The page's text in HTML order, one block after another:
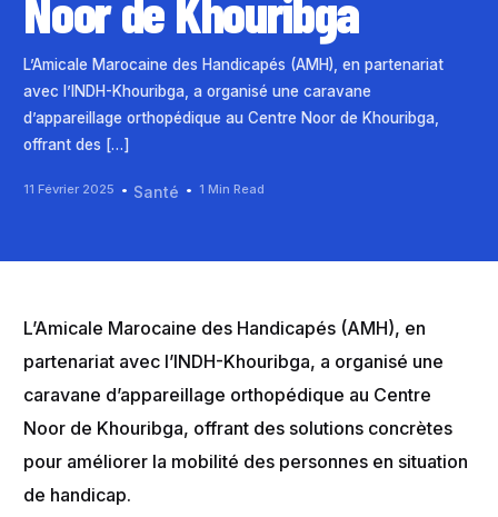
L’Amicale Marocaine des Handicapés (AMH), en partenariat
avec l’INDH-Khouribga, a organisé une caravane
d’appareillage orthopédique au Centre Noor de Khouribga,
offrant des […]
11 Février 2025 Santé 1 Min Read
L’Amicale Marocaine des Handicapés (AMH), en
partenariat avec l’INDH-Khouribga, a organisé une
caravane d’appareillage orthopédique au Centre
Noor de Khouribga, offrant des solutions concrètes
pour améliorer la mobilité des personnes en situation
de handicap.